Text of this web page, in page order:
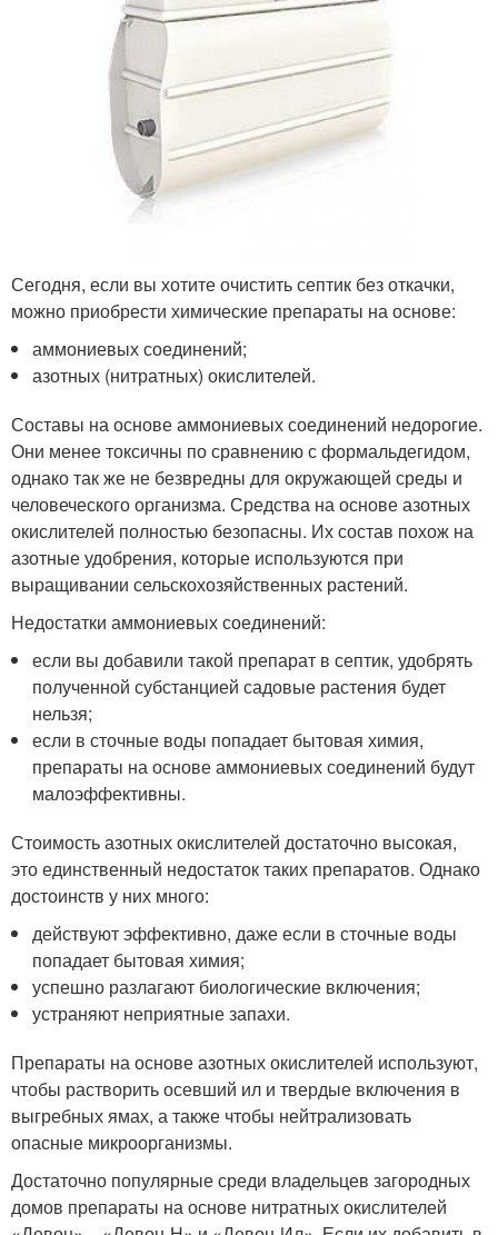
Сегодня, если вы хотите очистить септик без откачки,
можно приобрести химические препараты на основе:
аммониевых соединений;
азотных (нитратных) окислителей.
Составы на основе аммониевых соединений недорогие.
Они менее токсичны по сравнению с формальдегидом,
однако так же не безвредны для окружающей среды и
человеческого организма. Средства на основе азотных
окислителей полностью безопасны. Их состав похож на
азотные удобрения, которые используются при
выращивании сельскохозяйственных растений.
Недостатки аммониевых соединений:
если вы добавили такой препарат в септик, удобрять
полученной субстанцией садовые растения будет
нельзя;
если в сточные воды попадает бытовая химия,
препараты на основе аммониевых соединений будут
малоэффективны.
Стоимость азотных окислителей достаточно высокая,
это единственный недостаток таких препаратов. Однако
достоинств у них много:
действуют эффективно, даже если в сточные воды
попадает бытовая химия;
успешно разлагают биологические включения;
устраняют неприятные запахи.
Препараты на основе азотных окислителей используют,
чтобы растворить осевший ил и твердые включения в
выгребных ямах, а также чтобы нейтрализовать
опасные микроорганизмы.
Достаточно популярные среди владельцев загородных
домов препараты на основе нитратных окислителей